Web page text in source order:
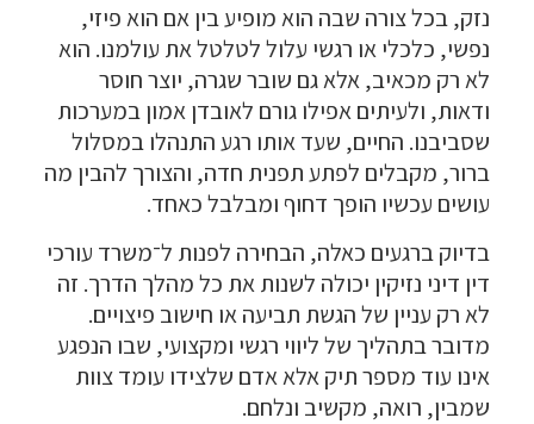
נזק, בכל צורה שבה הוא מופיע בין אם הוא פיזי,
נפשי, כלכלי או רגשי עלול לטלטל את עולמנו. הוא
לא רק מכאיב, אלא גם שובר שגרה, יוצר חוסר
ודאות, ולעיתים אפילו גורם לאובדן אמון במערכות
שסביבנו. החיים, שעד אותו רגע התנהלו במסלול
ברור, מקבלים לפתע תפנית חדה, והצורך להבין מה
עושים עכשיו הופך דחוף ומבלבל כאחד.
בדיוק ברגעים כאלה, הבחירה לפנות ל־משרד עורכי
דין דיני נזיקין יכולה לשנות את כל מהלך הדרך. זה
לא רק עניין של הגשת תביעה או חישוב פיצויים.
מדובר בתהליך של ליווי רגשי ומקצועי, שבו הנפגע
אינו עוד מספר תיק אלא אדם שלצידו עומד צוות
שמבין, רואה, מקשיב ונלחם.